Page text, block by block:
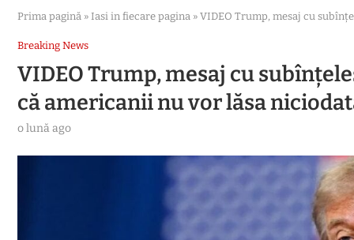
Prima pagină » Iasi in fiecare pagina » VIDEO Trump, mesaj cu
Breaking News
VIDEO Trump, mesaj cu
că americanii nu vor lăsa
o lună ago